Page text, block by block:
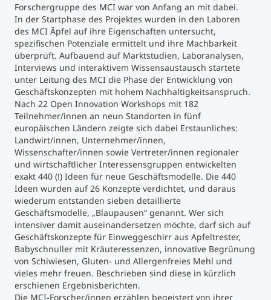
Forschergruppe des MCI war von Anfang an mit dabei.
In der Startphase des Projektes wurden in den Laboren
des MCI Äpfel auf ihre Eigenschaften untersucht,
spezifischen Potenziale ermittelt und ihre Machbarkeit
überprüft. Aufbauend auf Marktstudien, Laboranalysen,
Interviews und interaktivem Wissensaustausch startete
unter Leitung des MCI die Phase der Entwicklung von
Geschäftskonzepten mit hohem Nachhaltigkeitsanspruch.
Nach 22 Open Innovation Workshops mit 182
Teilnehmer/innen an neun Standorten in fünf
europäischen Ländern zeigte sich dabei Erstaunliches:
Landwirt/innen, Unternehmer/innen,
Wissenschafter/innen sowie Vertreter/innen regionaler
und wirtschaftlicher Interessensgruppen entwickelten
exakt 440 (!) Ideen für neue Geschäftsmodelle. Die 440
Ideen wurden auf 26 Konzepte verdichtet, und daraus
wiederum entstanden sieben detaillierte
Geschäftsmodelle, „Blaupausen“ genannt. Wer sich
intensiver damit auseinandersetzen möchte, darf sich auf
Geschäftskonzepte für Einweggeschirr aus Apfeltrester,
Babyschnuller mit Kräuteressenzen, innovative Begrünung
von Schiwiesen, Gluten- und Allergenfreies Mehl und
vieles mehr freuen. Beschrieben sind diese in kürzlich
erschienen Ergebnisberichten.
Die MCI-Forscher/innen erzählen begeistert von ihrer